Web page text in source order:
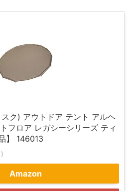
ク) アウトドア テント アルヘ
フロア レガシーシリーズ ティ
】 146013
Amazon